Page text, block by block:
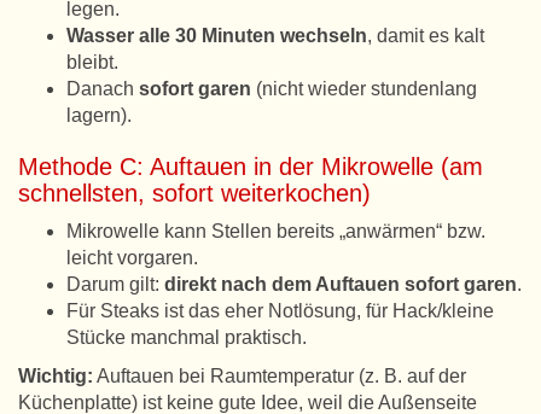
legen.
Wasser alle 30 Minuten wechseln, damit es kalt
bleibt.
Danach sofort garen (nicht wieder stundenlang
lagern).
Methode C: Auftauen in der Mikrowelle (am
schnellsten, sofort weiterkochen)
Mikrowelle kann Stellen bereits „anwärmen“ bzw.
leicht vorgaren.
Darum gilt: direkt nach dem Auftauen sofort garen.
Für Steaks ist das eher Notlösung, für Hack/kleine
Stücke manchmal praktisch.
Wichtig: Auftauen bei Raumtemperatur (z. B. auf der
Küchenplatte) ist keine gute Idee, weil die Außenseite